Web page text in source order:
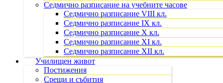
Седмично разписание на учебните часове
Седмично разписание VIII кл.
Седмично разписание IX кл.
Седмично разписание X кл.
Седмично разписание XI кл.
Седмично разписание XII кл.
Училищен живот
Постижения
Срещи и събития